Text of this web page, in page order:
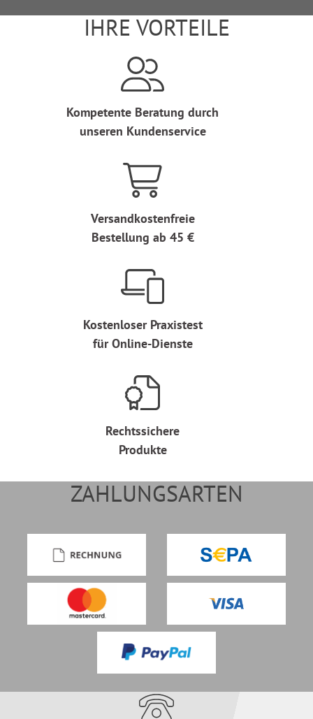
IHRE VORTEILE
Kompetente Beratung durch
unseren Kundenservice
Versandkostenfreie
Bestellung ab 45 €
Kostenloser Praxistest
für Online-Dienste
Rechtssichere
Produkte
ZAHLUNGSARTEN